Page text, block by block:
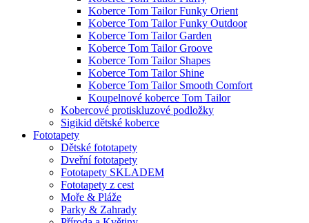
Koberce Tom Tailor Funky Orient
Koberce Tom Tailor Funky Outdoor
Koberce Tom Tailor Garden
Koberce Tom Tailor Groove
Koberce Tom Tailor Shapes
Koberce Tom Tailor Shine
Koberce Tom Tailor Smooth Comfort
Koupelnové koberce Tom Tailor
Kobercové protiskluzové podložky
Sigikid dětské koberce
Fototapety
Dětské fototapety
Dveřní fototapety
Fototapety SKLADEM
Fototapety z cest
Moře & Pláže
Parky & Zahrady